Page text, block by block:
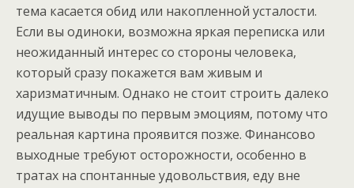
тема касается обид или накопленной усталости.
Если вы одиноки, возможна яркая переписка или
неожиданный интерес со стороны человека,
который сразу покажется вам живым и
харизматичным. Однако не стоит строить далеко
идущие выводы по первым эмоциям, потому что
реальная картина проявится позже. Финансово
выходные требуют осторожности, особенно в
тратах на спонтанные удовольствия, еду вне